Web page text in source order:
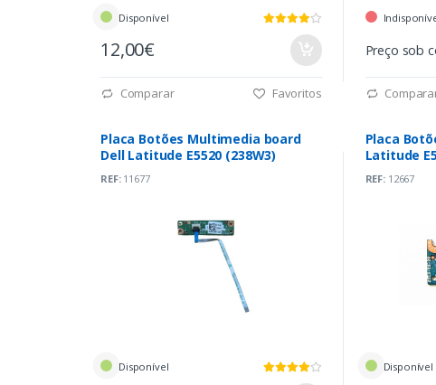
Disponível
12,00€
Comparar Favoritos
Preço sob
Placa Botões Multimedia board
Dell Latitude E5520 (238W3)
REF:11677
Disponível
Placa
Latitude
REF:12667
Disponível